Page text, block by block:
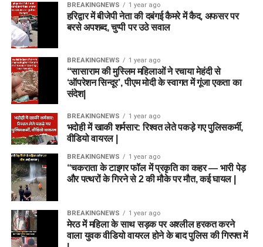
BREAKINGNEWS 1 year ago
हरिद्वार में बीजेपी नेता की दबंगई कैमरे में कैद, अफसर पर
बरसे अपशब्द, चुप्पी पर उठे सवाल
BREAKINGNEWS 1 year ago
“सासाराम की मुस्लिम महिलाओं ने रचाया मेहंदी से
‘ऑपरेशन सिन्दूर’, पीएम मोदी के स्वागत में गूंजा एकता का
संदेश|
BREAKINGNEWS 1 year ago
भदोही में खाकी शर्मसार: रिश्वत लेते पकड़े गए पुलिसकर्मी,
वीडियो वायरल |
BREAKINGNEWS 1 year ago
“चकराता के टाइगर फॉल में प्रकृति का कहर — भारी पेड़
और पत्थरों के गिरने से 2 की मौके पर मौत, कई घायल |
BREAKINGNEWS 1 year ago
मेरठ में महिला के साथ सड़क पर अश्लील हरकत करने
वाला युवक वीडियो वायरल होने के बाद पुलिस की गिरफ्त में